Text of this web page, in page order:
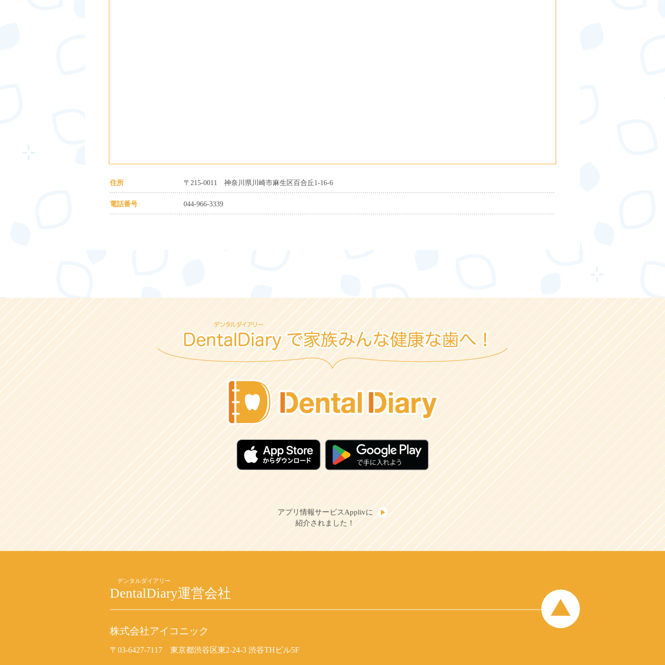
住所 〒215-0011 神奈川県川崎市麻生区百合丘1-16-6
電話番号 044-966-3339
アプリ情報サービスApplivに
紹介されました！
DentalDiary運営会社
株式会社アイコニック
〒03-6427-7117 東京都渋谷区東2-24-3 渋谷THビル5F